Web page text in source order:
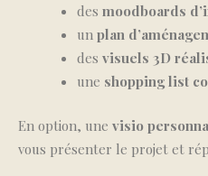
des moodboards
un plan
des visuels 3D
une shopping list
En option, une visio
vous présenter le projet et